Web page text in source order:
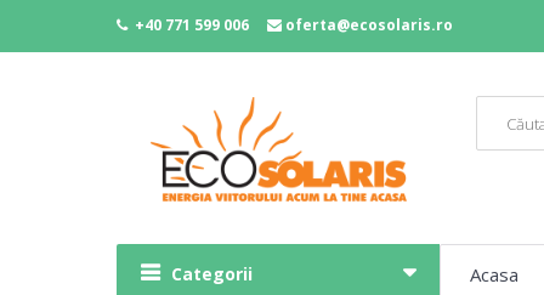
+40 771 599 006 oferta@ecosolaris.ro
Categorii Acasa